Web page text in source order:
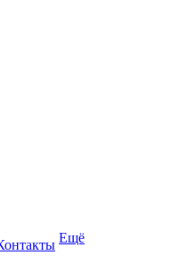
Ещё